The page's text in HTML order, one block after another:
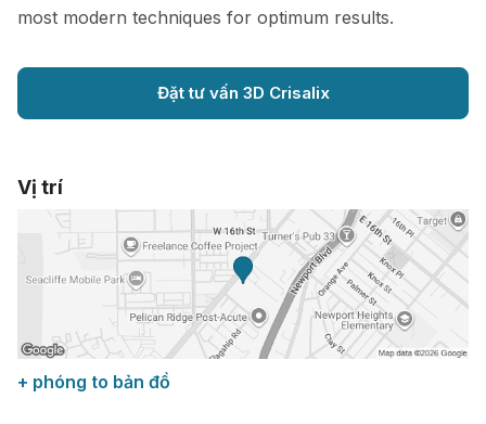
most modern techniques for optimum results.
Đặt tư vấn 3D Crisalix
Vị trí
+ phóng to bản đồ